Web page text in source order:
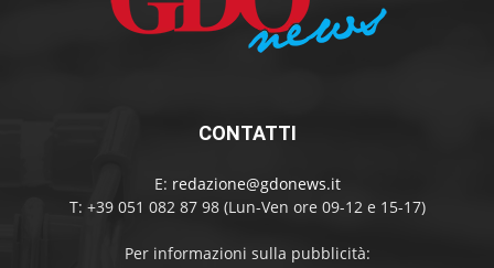
CONTATTI
E: redazione@gdonews.it
T: +39 051 082 87 98 (Lun-Ven ore 09-12 e 15-17)
Per informazioni sulla pubblicità: